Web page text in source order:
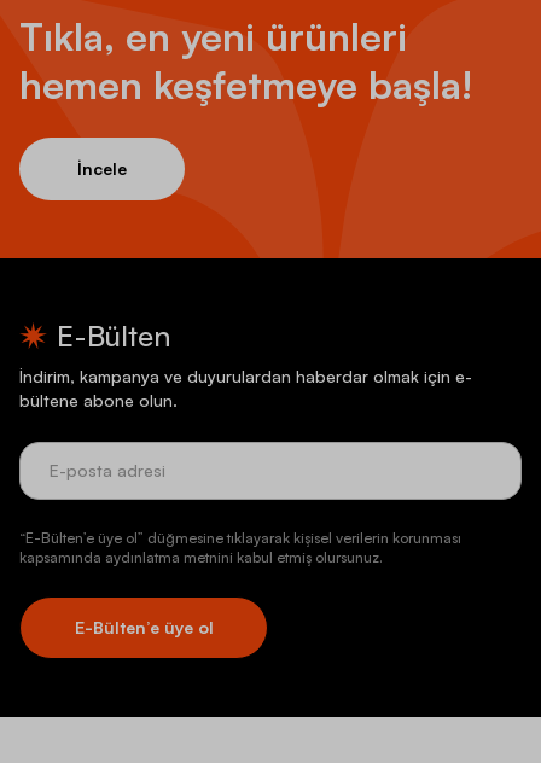
Tıkla, en yeni ürünleri
hemen keşfetmeye başla!
İncele
E-Bülten
İndirim, kampanya ve duyurulardan haberdar olmak için e-
bültene abone olun.
“E-Bülten’e üye ol” düğmesine tıklayarak kişisel verilerin korunması
kapsamında aydınlatma metnini kabul etmiş olursunuz.
E-Bülten’e üye ol